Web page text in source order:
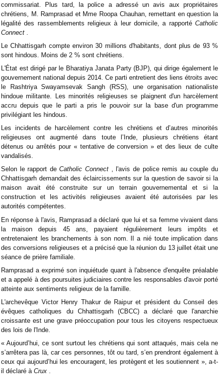
commissariat. Plus tard, la police a adressé un avis aux propriétaires
chrétiens, M. Ramprasad et Mme Roopa Chauhan, remettant en question la
légalité des rassemblements religieux à leur domicile, a rapporté Catholic
Connect
Le Chhattisgarh compte environ 30 millions d'habitants, dont plus de 93 %
sont hindous. Moins de 2 % sont chrétiens.
L'État est dirigé par le Bharatiya Janata Party (BJP), qui dirige également le
gouvernement national depuis 2014. Ce parti entretient des liens étroits avec
le Rashtriya Swayamsevak Sangh (RSS), une organisation nationaliste
hindoue militante. Les minorités religieuses se plaignent d'un harcèlement
accru depuis que le parti a pris le pouvoir sur la base d'un programme
privilégiant les hindous.
Les incidents de harcèlement contre les chrétiens et d’autres minorités
religieuses ont augmenté dans toute l’Inde, plusieurs chrétiens étant
détenus ou arrêtés pour « tentative de conversion » et des lieux de culte
vandalisés.
Selon le rapport deCatholic Connect , l'avis de police remis au couple du
Chhattisgarh demandait des éclaircissements sur la question de savoir si la
maison avait été construite sur un terrain gouvernemental et si la
construction et les activités religieuses avaient été autorisées par les
autorités compétentes.
En réponse à l'avis, Ramprasad a déclaré que lui et sa femme vivaient dans
la maison depuis 45 ans, payaient régulièrement leurs impôts et
entretenaient les branchements à son nom. Il a nié toute implication dans
des conversions religieuses et a précisé que la réunion du 13 juillet était une
séance de prière familiale.
Ramprasad a exprimé son inquiétude quant à l'absence d'enquête préalable
et a appelé à des poursuites judiciaires contre les responsables d'avoir porté
atteinte aux sentiments religieux de la famille.
L'archevêque Victor Henry Thakur de Raipur et président du Conseil des
évêques catholiques du Chhattisgarh (CBCC) a déclaré que l'anarchie
croissante est une grave préoccupation pour tous les citoyens respectueux
des lois de l'Inde.
« Aujourd’hui, ce sont surtout les chrétiens qui sont attaqués, mais cela ne
s’arrêtera pas là, car ces personnes, tôt ou tard, s’en prendront également à
ceux qui aujourd’hui les encouragent, les protègent et les soutiennent », a-t-
il déclaré à Crux